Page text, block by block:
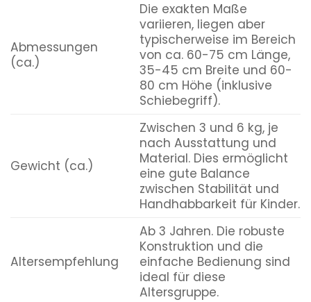
Abmessungen
(ca.)
Die exakten Maße
variieren, liegen aber
typischerweise im Bereich
von ca. 60-75 cm Länge,
35-45 cm Breite und 60-
80 cm Höhe (inklusive
Schiebegriff).
Gewicht (ca.)
Zwischen 3 und 6 kg, je
nach Ausstattung und
Material. Dies ermöglicht
eine gute Balance
zwischen Stabilität und
Handhabbarkeit für Kinder.
Altersempfehlung
Ab 3 Jahren. Die robuste
Konstruktion und die
einfache Bedienung sind
ideal für diese
Altersgruppe.